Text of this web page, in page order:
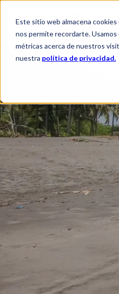
Este sitio web almacena
nos permite recordarte. Usamos
métricas acerca de nuestros
nuestra política de privacidad.